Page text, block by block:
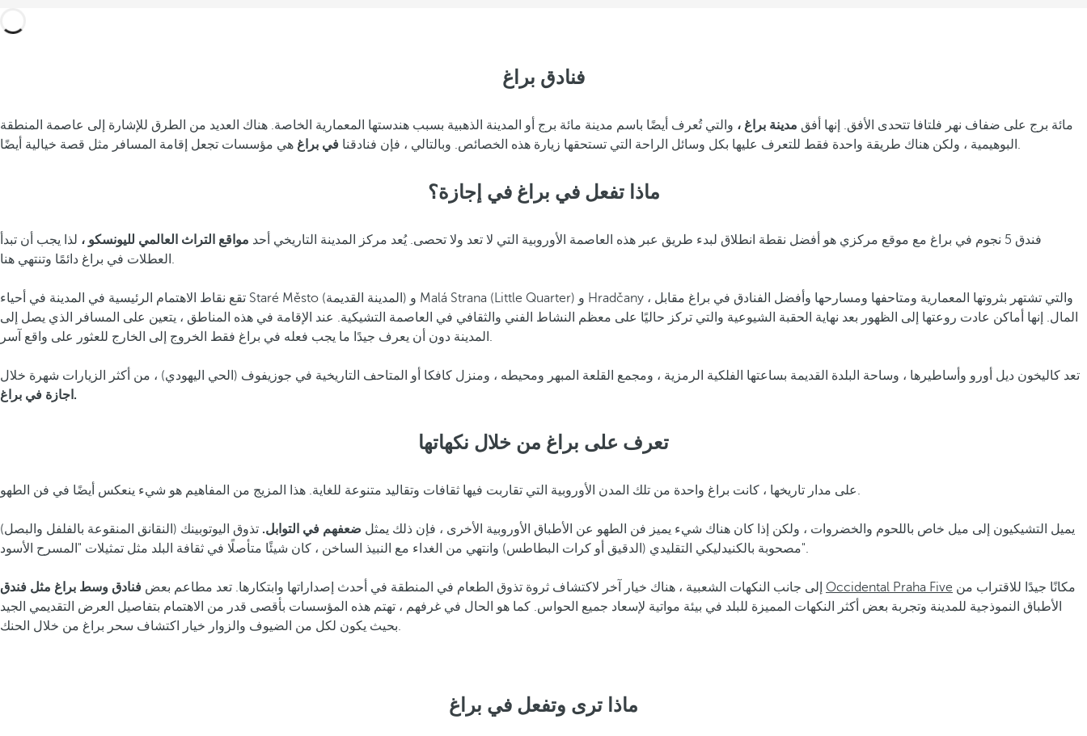
فنادق براغ
مائة برج على ضفاف نهر فلتافا تتحدى الأفق. إنها أفق مدينة براغ ، والتي تُعرف أيضًا باسم مدينة مائة برج أو المدينة الذهبية بسبب هندستها المعمارية الخاصة. هناك العديد من الطرق للإشارة إلى عاصمة المنطقة
البوهيمية ، ولكن هناك طريقة واحدة فقط للتعرف عليها بكل وسائل الراحة التي تستحقها زيارة هذه الخصائص. وبالتالي ، فإن فنادقنا في براغ هي مؤسسات تجعل إقامة المسافر مثل قصة خيالية أيضًا.
ماذا تفعل في براغ في إجازة؟
فندق 5 نجوم في براغ مع موقع مركزي هو أفضل نقطة انطلاق لبدء طريق عبر هذه العاصمة الأوروبية التي لا تعد ولا تحصى. يُعد مركز المدينة التاريخي أحد مواقع التراث العالمي لليونسكو ، لذا يجب أن تبدأ
العطلات في براغ دائمًا وتنتهي هنا.
تقع نقاط الاهتمام الرئيسية في المدينة في أحياء Staré Město (المدينة القديمة) و Malá Strana (Little Quarter) و Hradčany ، والتي تشتهر بثروتها المعمارية ومتاحفها ومسارحها وأفضل الفنادق في براغ مقابل
المال. إنها أماكن عادت روعتها إلى الظهور بعد نهاية الحقبة الشيوعية والتي تركز حاليًا على معظم النشاط الفني والثقافي في العاصمة التشيكية. عند الإقامة في هذه المناطق ، يتعين على المسافر الذي يصل إلى
المدينة دون أن يعرف جيدًا ما يجب فعله في براغ فقط الخروج إلى الخارج للعثور على واقع آسر.
تعد كاليخون ديل أورو وأساطيرها ، وساحة البلدة القديمة بساعتها الفلكية الرمزية ، ومجمع القلعة المبهر ومحيطه ، ومنزل كافكا أو المتاحف التاريخية في جوزيفوف (الحي اليهودي) ، من أكثر الزيارات شهرة خلال
اجازة في براغ.
تعرف على براغ من خلال نكهاتها
على مدار تاريخها ، كانت براغ واحدة من تلك المدن الأوروبية التي تقاربت فيها ثقافات وتقاليد متنوعة للغاية. هذا المزيج من المفاهيم هو شيء ينعكس أيضًا في فن الطهو.
يميل التشيكيون إلى ميل خاص باللحوم والخضروات ، ولكن إذا كان هناك شيء يميز فن الطهو عن الأطباق الأوروبية الأخرى ، فإن ذلك يمثل ضعفهم في التوابل. تذوق اليوتوبينك (النقانق المنقوعة بالفلفل والبصل)
مصحوبة بالكنيدليكي التقليدي (الدقيق أو كرات البطاطس) وانتهي من الغداء مع النبيذ الساخن ، كان شيئًا متأصلًا في ثقافة البلد مثل تمثيلات "المسرح الأسود".
إلى جانب النكهات الشعبية ، هناك خيار آخر لاكتشاف ثروة تذوق الطعام في المنطقة في أحدث إصداراتها وابتكارها. تعد مطاعم بعض فنادق وسط براغ مثل فندق Occidental Praha Five
الأطباق النموذجية للمدينة وتجربة بعض أكثر النكهات المميزة للبلد في بيئة مواتية لإسعاد جميع الحواس. كما هو الحال في غرفهم ، تهتم هذه المؤسسات بأقصى قدر من الاهتمام بتفاصيل العرض التقديمي الجيد
بحيث يكون لكل من الضيوف والزوار خيار اكتشاف سحر براغ من خلال الحنك.
ماذا ترى وتفعل في براغ